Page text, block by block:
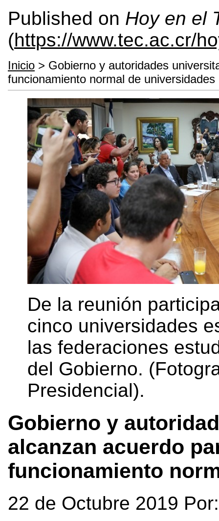
Published on Hoy en el
(https://www.tec.ac.cr/
Inicio > Gobierno y autoridades
funcionamiento normal de universidades
De la reunión
cinco universidades
las federaciones
del Gobierno.
Presidencial).
Gobierno y
alcanzan acuerdo
funcionamiento
22 de Octubre 2019